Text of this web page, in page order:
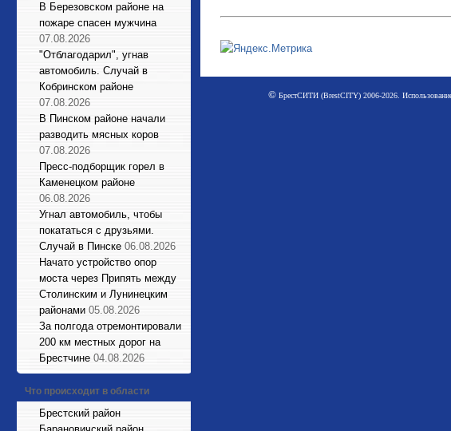
В Березовском районе на
пожаре спасен мужчина
07.08.2026
"Отблагодарил", угнав
автомобиль. Случай в
Кобринском районе
07.08.2026
В Пинском районе начали
разводить мясных коров
07.08.2026
Пресс-подборщик горел в
Каменецком районе
06.08.2026
Угнал автомобиль, чтобы
покататься с друзьями.
Случай в Пинске 06.08.2026
Начато устройство опор
моста через Припять между
Столинским и Лунинецким
районами 05.08.2026
За полгода отремонтировали
200 км местных дорог на
Брестчине 04.08.2026
Что происходит в области
Брестский район
©БрестСИТИ (BrestCITY) 2006-2026. Использование